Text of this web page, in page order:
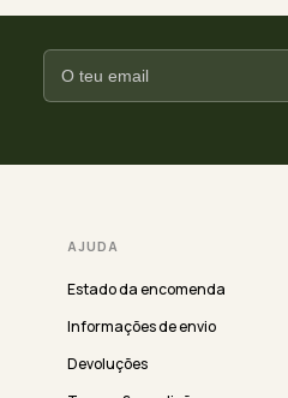
AJUDA
Estado da encomenda
Informações de envio
Devoluções